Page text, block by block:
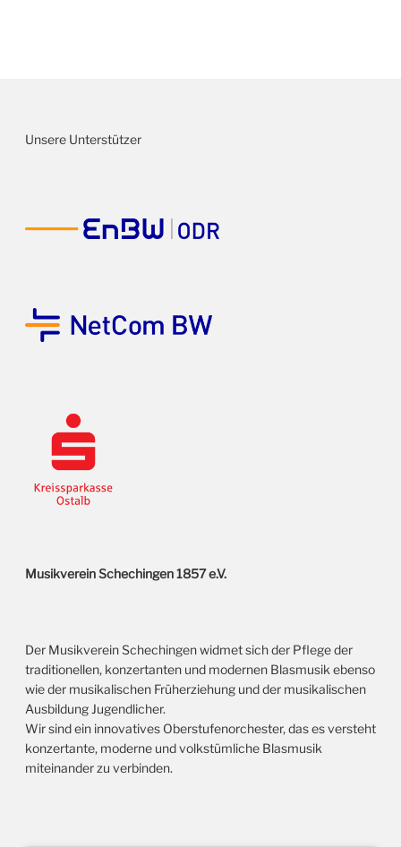
Unsere Unterstützer
Musikverein Schechingen 1857 e.V.
Der Musikverein Schechingen widmet sich der Pflege der
traditionellen, konzertanten und modernen Blasmusik ebenso
wie der musikalischen Früherziehung und der musikalischen
Ausbildung Jugendlicher.
Wir sind ein innovatives Oberstufenorchester, das es versteht
konzertante, moderne und volkstümliche Blasmusik
miteinander zu verbinden.